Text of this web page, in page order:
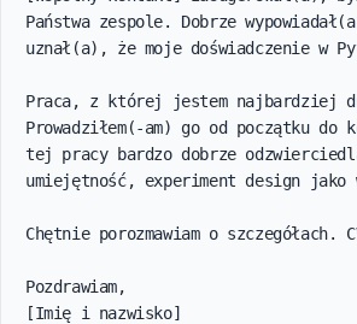
Państwa zespole. Dobrze
uznał(a), że moje doświadczenie w
Praca, z której jestem najbardziej
Prowadziłem(-am) go od początku do
tej pracy bardzo dobrze
umiejętność, experiment design
Chętnie porozmawiam o szczegółach.
Pozdrawiam,
[Imię i nazwisko]